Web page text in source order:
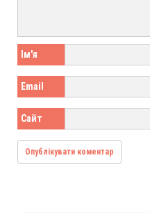
Ім'я
Email
Сайт